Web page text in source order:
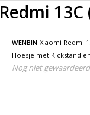
13C
WENBIN Xiaomi Redmi
Hoesje met Kickstand
Pop Grip Cover - Rood
Nog niet gewaardeerd